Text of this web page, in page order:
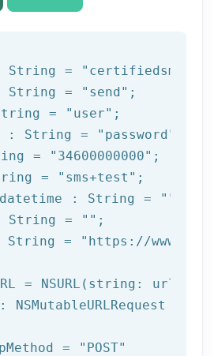
String = "certifiedsms"
String = "send"
= "user"
: String = "password"
= "34600000000"
= "sms+test"
: String = ""
String = ""
String = "https://
NSMutableURLRequest =
=
"POST"